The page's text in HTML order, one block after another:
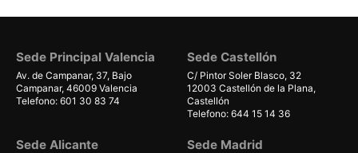
Sede Principal Valencia
Av. de Campanar, 37, Bajo
Campanar, 46009 Valencia
Telefono: 601 30 83 74
Sede Castellón
C/ Pintor Soler Blasco, 32
12003 Castellón de la Plana,
Castellón
Telefono: 644 15 14 36
Sede Alicante Sede Madrid